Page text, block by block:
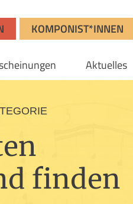
KOMPONIST*INNEN
Aktuelles
finden